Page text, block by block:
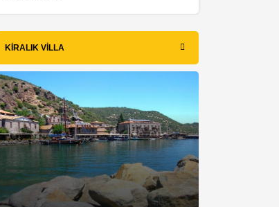
KIRALIK VILLA